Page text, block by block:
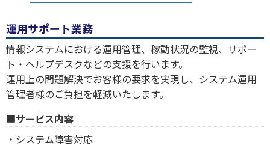
運用サポート業務
情報システムにおける運用管理、稼動状況の監視、サポー
ト・ヘルプデスクなどの支援を行います。
運用上の問題解決でお客様の要求を実現し、システム運用
管理者様のご負担を軽減いたします。
サービス内容
・システム障害対応